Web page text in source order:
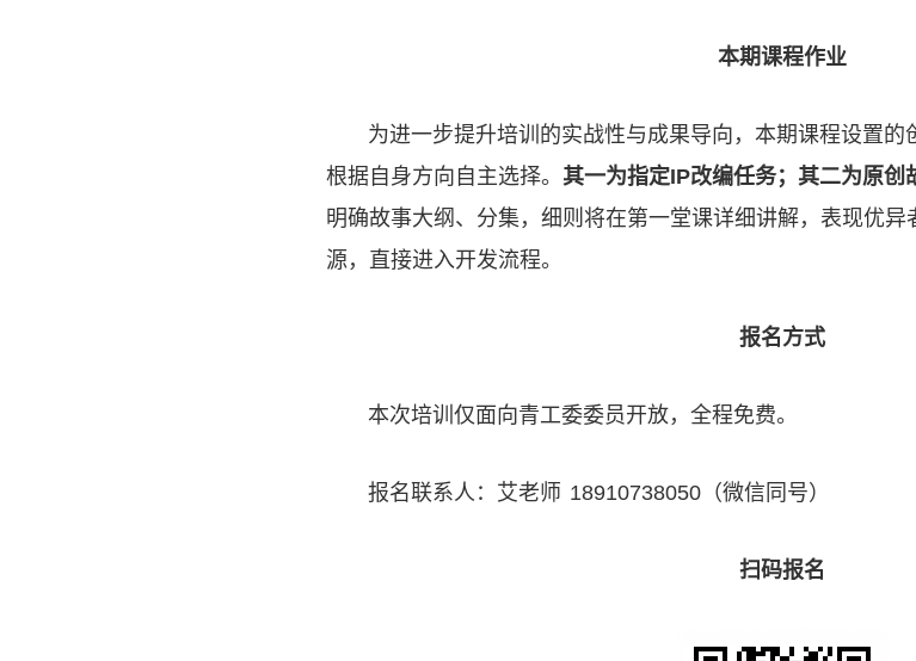
本期课程作业
为进一步提升培训的实战性与成果导向，本期课程设置的
根据自身方向自主选择。 其一为指定IP改编任务；其二为原创
明确故事大纲、分集，细则将在第一堂课详细讲解，表现优异
源，直接进入开发流程。
报名方式
本次培训仅面向青工委委员开放，全程免费。
报名联系人：艾老师 18910738050（微信同号）
扫码报名